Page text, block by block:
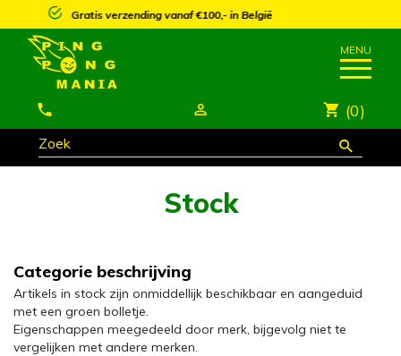
25% korting vanaf €250,- op meeste artikels*
(0)
Stock
Categorie beschrijving
Artikels in stock zijn onmiddellijk beschikbaar en aangeduid
met een groen bolletje.
Eigenschappen meegedeeld door merk, bijgevolg niet te
vergelijken met andere merken.